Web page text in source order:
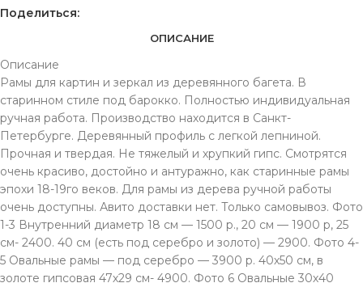
Поделиться:
ОПИСАНИЕ
Описание
Рамы для картин и зеркал из деревянного багета. В
старинном стиле под барокко. Полностью индивидуальная
ручная работа. Производство находится в Санкт-
Петербурге. Деревянный профиль с легкой лепниной.
Прочная и твердая. Не тяжелый и хрупкий гипс. Смотрятся
очень красиво, достойно и антуражно, как старинные рамы
эпохи 18-19го веков. Для рамы из дерева ручной работы
очень доступны. Авито доставки нет. Только самовывоз. Фото
1-3 Внутренний диаметр 18 см — 1500 р., 20 см — 1900 р, 25
см- 2400. 40 см (есть под серебро и золото) — 2900. Фото 4-
5 Овальные рамы — под серебро — 3900 р. 40х50 см, в
золоте гипсовая 47х29 см- 4900. Фото 6 Овальные 30х40